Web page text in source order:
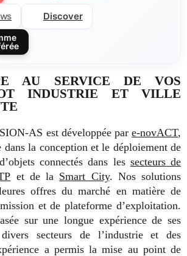
Discover
AU SERVICE DE VOS
INDUSTRIE ET VILLE
AS est développée par e-novACT,
dans la conception et le déploiement de
connectés dans les secteurs de
et de la Smart City. Nos solutions
offres du marché en matière de
et de plateforme d’exploitation.
sur une longue expérience de ses
secteurs de l’industrie et des
a permis la mise au point de